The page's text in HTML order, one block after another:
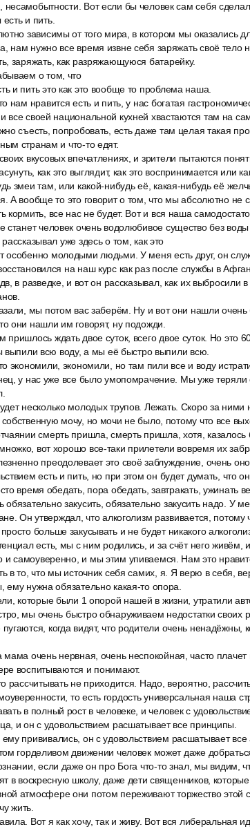
несамобытности. Вот если бы человек сам себя
и пить.
зависимы от того мира, в котором мы оказались
нам нужно все время извне себя заряжать своё тело
заряжать, как разряжающуюся батарейку.
о том, что
и пить это как это вообще то проблема наша.
нам нравится есть и пить, у нас богатая
все своей национальной кухней хвастаются там на
съесть, попробовать, есть даже там целая такая
странам и что-то едят.
вкусовых впечатлениях, и зрители пытаются
как это выглядит, как это воспринимается или
змеи там, или какой-нибудь её, какая-нибудь её
А вообще то это говорит о том, что мы абсолютно не
кормить, все нас не будет. Вот и вся наша
станет человек очень водолюбивое существо без
уже здесь о том, как это
особенно молодыми людьми. У меня есть друг, он
на наш курс как раз после службы в
в разведке, и вот он рассказывал, как их выбросили
мы потом вас заберём. Ну и вот они нашли очень
они нашли им говорят, ну подожди.
ждать двое суток, всего двое суток. Но это
выпили всю воду, а мы её быстро выпили всю.
экономили, экономили, но там пили все и воду
у нас уже все было умопомрачение. Мы уже
несколько молодых трупов. Лежать. Скоро за ними
мочу, но мочи не было, потому что все
смерть пришла, смерть пришла, хотя, казалось
вот хорошо все-таки прилетели вовремя их
преодолевает это своё заблуждение, очень
есть и пить, но при этом он будет думать, что он
время обедать, пора обедать, завтракать, ужинать
обязательно закусить, обязательно закусить надо. У
Он утверждал, что алкоголизм развивается,
больше закусывать и не будет никакого
есть, мы с ним родились, и за счёт него живём,
и самоуверенно, и мы этим упиваемся. Нам это
в то, что мы источник себя самих, я. Я верю в себя,
ему нужна обязательно какая-то опора.
которые были 1 опорой нашей в жизни, утратили
мы очень быстро обнаруживаем недостатки своих
когда видят, что родители очень ненадёжны,
очень нервная, очень неспокойная, часто плачет
воспитываются и понимают.
рассчитывать не приходится. Надо, вероятно,
то есть гордость универсальная наша
в полный рост в человеке, и человек с
и он с удовольствием расшатывает все принципы.
прививались, он с удовольствием расшатывает все
горделивом движении человек может даже
если даже он про Бога что-то знал, мы видим,
в воскресную школу, даже дети священников,
атмосфере они потом переживают торжество этой
жить.
Вот я как хочу, так и живу. Вот вся либеральная